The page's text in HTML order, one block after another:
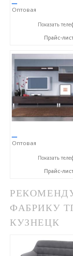
—
Оптовая
+7 (351) 777-
Показать
Прайс-
—
Оптовая
+7 (351) 777-
Показать
Прайс-
ФАБРИКУ
КУЗНЕЦК